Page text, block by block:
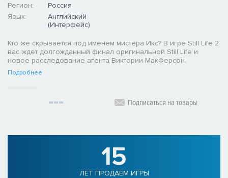
Регион:
Россия
Язык:
Английский
(Интерфейс)
Кто же скрывается под именем мистера Икс? В игре Still Life 2
вас ждет долгожданный финал оригинальной Still Life и
новое расследование агента Виктории МакФерсон.
Подробнее
Подписаться на товары
15
ЛЕТ ПРОДАЕМ ИГРЫ